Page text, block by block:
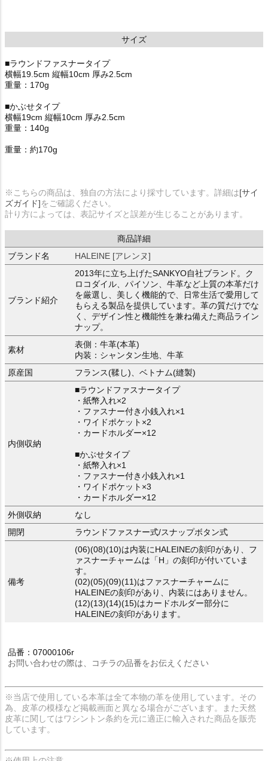
サイズ
■ラウンドファスナータイプ
横幅19.5cm 縦幅10cm 厚み2.5cm
重量：170g
■かぶせタイプ
横幅19cm 縦幅10cm 厚み2.5cm
重量：140g
重量：約170g
※こちらの商品は、独自の方法により採寸しています。詳細は[サイ
ズガイド]をご確認ください。
計り方によっては、表記サイズと誤差が生じることがあります。
商品詳細
ブランド名
HALEINE [アレンヌ]
ブランド紹介
2013年に立ち上げたSANKYO自社ブランド。ク
ロコダイル、パイソン、牛革など上質の本革だけ
を厳選し、美しく機能的で、日常生活で愛用して
もらえる製品を提供しています。革の質だけでな
く、デザイン性と機能性を兼ね備えた商品ライン
ナップ。
素材
表側：牛革(本革)
内装：シャンタン生地、牛革
原産国
フランス(鞣し)、ベトナム(縫製)
内側収納
■ラウンドファスナータイプ
・紙幣入れ×2
・ファスナー付き小銭入れ×1
・ワイドポケット×2
・カードホルダー×12
■かぶせタイプ
・紙幣入れ×1
・ファスナー付き小銭入れ×1
・ワイドポケット×3
・カードホルダー×12
外側収納
なし
開閉
ラウンドファスナー式/スナップボタン式
備考
(06)(08)(10)は内装にHALEINEの刻印があり、フ
ァスナーチャームは「H」の刻印が付いていま
す。
(02)(05)(09)(11)はファスナーチャームに
HALEINEの刻印があり、内装にはありません。
(12)(13)(14)(15)はカードホルダー部分に
HALEINEの刻印があります。
品番：07000106r
お問い合わせの際は、コチラの品番をお伝えください
※当店で使用している本革は全て本物の革を使用しています。その
為、皮革の模様など掲載画面と異なる場合がございます。また天然
皮革に関してはワシントン条約を元に適正に輸入された商品を販売
しています。